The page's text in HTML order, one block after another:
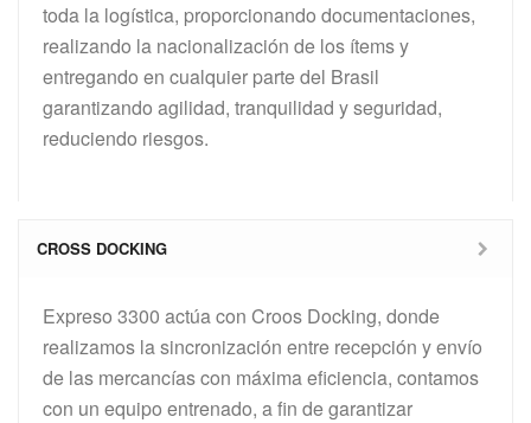
toda la logística, proporcionando documentaciones,
realizando la nacionalización de los ítems y
entregando en cualquier parte del Brasil
garantizando agilidad, tranquilidad y seguridad,
reduciendo riesgos.
CROSS DOCKING
Expreso 3300 actúa con Croos Docking, donde
realizamos la sincronización entre recepción y envío
de las mercancías con máxima eficiencia, contamos
con un equipo entrenado, a fin de garantizar